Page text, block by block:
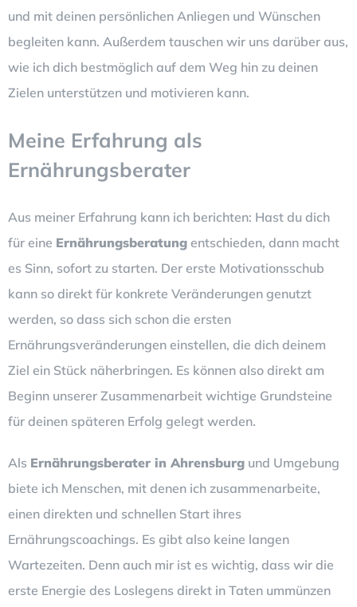
und mit deinen persönlichen Anliegen und Wünschen
begleiten kann. Außerdem tauschen wir uns darüber aus,
wie ich dich bestmöglich auf dem Weg hin zu deinen
Zielen unterstützen und motivieren kann.
Meine Erfahrung als
Ernährungsberater
Aus meiner Erfahrung kann ich berichten: Hast du dich
für eine Ernährungsberatung entschieden, dann macht
es Sinn, sofort zu starten. Der erste Motivationsschub
kann so direkt für konkrete Veränderungen genutzt
werden, so dass sich schon die ersten
Ernährungsveränderungen einstellen, die dich deinem
Ziel ein Stück näherbringen. Es können also direkt am
Beginn unserer Zusammenarbeit wichtige Grundsteine
für deinen späteren Erfolg gelegt werden.
Als Ernährungsberater in Ahrensburg und Umgebung
biete ich Menschen, mit denen ich zusammenarbeite,
einen direkten und schnellen Start ihres
Ernährungscoachings. Es gibt also keine langen
Wartezeiten. Denn auch mir ist es wichtig, dass wir die
erste Energie des Loslegens direkt in Taten ummünzen